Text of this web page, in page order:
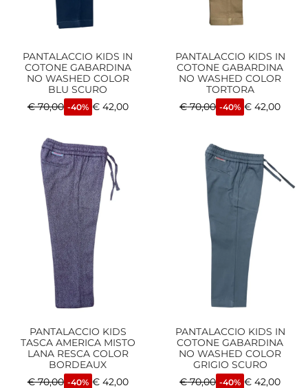
PANTALACCIO KIDS IN
COTONE GABARDINA
NO WASHED COLOR
BLU SCURO
€70,00 -40% €42,00
PANTALACCIO KIDS IN
COTONE GABARDINA
NO WASHED COLOR
TORTORA
€70,00 -40% € 42,00
PANTALACCIO KIDS
TASCA AMERICA MISTO
LANA RESCA COLOR
BORDEAUX
€70,00 -40% €42,00
PANTALACCIO KIDS IN
COTONE GABARDINA
NO WASHED COLOR
GRIGIO SCURO
€70,00 -40% € 42,00